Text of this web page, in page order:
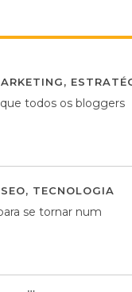
,
todos os bloggers
SEO, TECNOLOGIA
se tornar num